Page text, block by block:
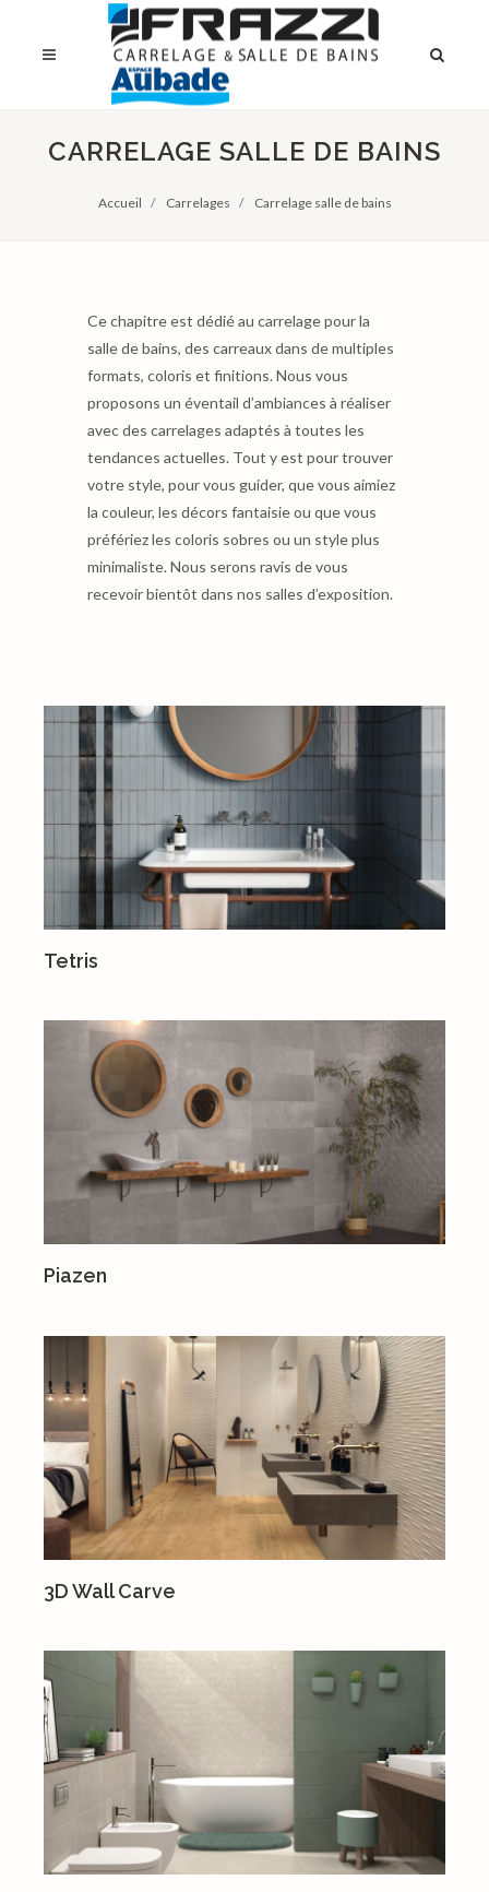
CARRELAGE SALLE DE BAINS
Accueil Carrelages Carrelage salle de bains
Ce chapitre est dédié au carrelage pour la
salle de bains, des carreaux dans de multiples
formats, coloris et finitions. Nous vous
proposons un éventail d’ambiances à réaliser
avec des carrelages adaptés à toutes les
tendances actuelles. Tout y est pour trouver
votre style, pour vous guider, que vous aimiez
la couleur, les décors fantaisie ou que vous
préfériez les coloris sobres ou un style plus
minimaliste. Nous serons ravis de vous
recevoir bientôt dans nos salles d’exposition.
Tetris
Piazen
3D Wall Carve